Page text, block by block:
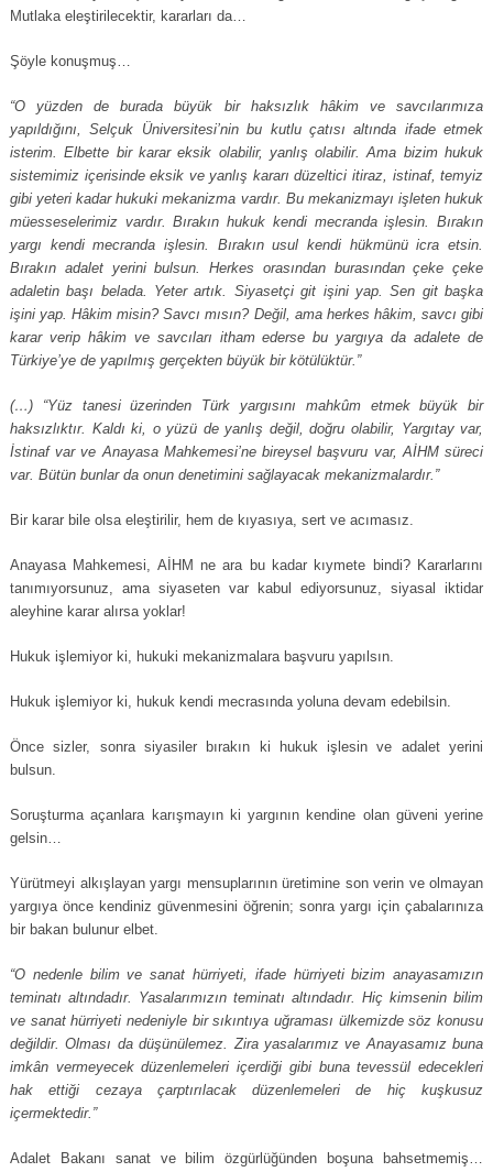
Mutlaka eleştirilecektir, kararları da…
Şöyle konuşmuş…
“O yüzden de burada büyük bir haksızlık hâkim ve savcılarımıza
yapıldığını, Selçuk Üniversitesi’nin bu kutlu çatısı altında ifade etmek
isterim. Elbette bir karar eksik olabilir, yanlış olabilir. Ama bizim hukuk
sistemimiz içerisinde eksik ve yanlış kararı düzeltici itiraz, istinaf, temyiz
gibi yeteri kadar hukuki mekanizma vardır. Bu mekanizmayı işleten hukuk
müesseselerimiz vardır. Bırakın hukuk kendi mecranda işlesin. Bırakın
yargı kendi mecranda işlesin. Bırakın usul kendi hükmünü icra etsin.
Bırakın adalet yerini bulsun. Herkes orasından burasından çeke çeke
adaletin başı belada. Yeter artık. Siyasetçi git işini yap. Sen git başka
işini yap. Hâkim misin? Savcı mısın? Değil, ama herkes hâkim, savcı gibi
karar verip hâkim ve savcıları itham ederse bu yargıya da adalete de
Türkiye’ye de yapılmış gerçekten büyük bir kötülüktür.”
(…) “Yüz tanesi üzerinden Türk yargısını mahkûm etmek büyük bir
haksızlıktır. Kaldı ki, o yüzü de yanlış değil, doğru olabilir, Yargıtay var,
İstinaf var ve Anayasa Mahkemesi’ne bireysel başvuru var, AİHM süreci
var. Bütün bunlar da onun denetimini sağlayacak mekanizmalardır.”
Bir karar bile olsa eleştirilir, hem de kıyasıya, sert ve acımasız.
Anayasa Mahkemesi, AİHM ne ara bu kadar kıymete bindi? Kararlarını
tanımıyorsunuz, ama siyaseten var kabul ediyorsunuz, siyasal iktidar
aleyhine karar alırsa yoklar!
Hukuk işlemiyor ki, hukuki mekanizmalara başvuru yapılsın.
Hukuk işlemiyor ki, hukuk kendi mecrasında yoluna devam edebilsin.
Önce sizler, sonra siyasiler bırakın ki hukuk işlesin ve adalet yerini
bulsun.
Soruşturma açanlara karışmayın ki yargının kendine olan güveni yerine
gelsin…
Yürütmeyi alkışlayan yargı mensuplarının üretimine son verin ve olmayan
yargıya önce kendiniz güvenmesini öğrenin; sonra yargı için çabalarınıza
bir bakan bulunur elbet.
“O nedenle bilim ve sanat hürriyeti, ifade hürriyeti bizim anayasamızın
teminatı altındadır. Yasalarımızın teminatı altındadır. Hiç kimsenin bilim
ve sanat hürriyeti nedeniyle bir sıkıntıya uğraması ülkemizde söz konusu
değildir. Olması da düşünülemez. Zira yasalarımız ve Anayasamız buna
imkân vermeyecek düzenlemeleri içerdiği gibi buna tevessül edecekleri
hak ettiği cezaya çarptırılacak düzenlemeleri de hiç kuşkusuz
içermektedir.”
Adalet Bakanı sanat ve bilim özgürlüğünden boşuna bahsetmemiş…